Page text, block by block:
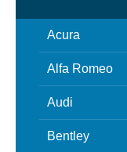
Acura
Alfa Romeo
Audi
Bentley